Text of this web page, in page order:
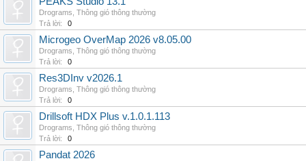
Drograms Thông gió thông thường
Trả lời:
0
Microgeo OverMap 2026 v8.05.00
Drograms Thông gió thông thường
Trả lời:
0
Res3DInv v2026.1
Drograms Thông gió thông thường
Trả lời:
0
Drillsoft HDX Plus v.1.0.1.113
Drograms Thông gió thông thường
Trả lời:
0
Pandat 2026